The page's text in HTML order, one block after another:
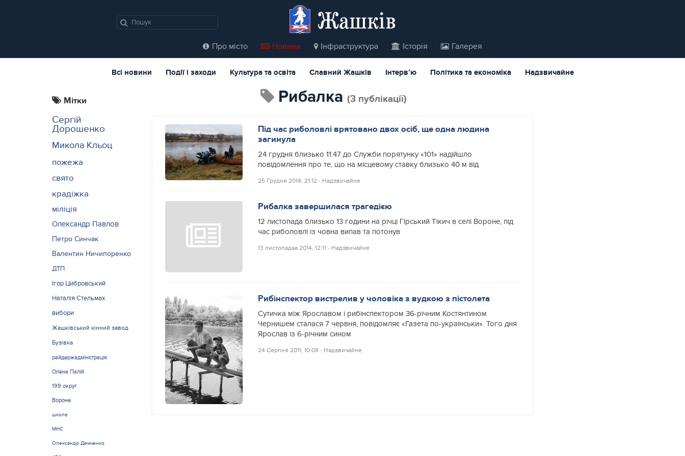
Жашків
Про місто Новини Інфраструктура Історія Галерея
Всі новини Події і заходи Культура та освіта Славний Жашків Інтерв’ю Політика та економіка Надзвичайне
Мітки
Сергій
Дорошенко
Микола Кльоц
пожежа
свято
крадіжка
міліція
Олександр Павлов
Петро Синчак
Валентин Ничипоренко
ДТП
Ігор Цибровський
Наталія Стельмах
вибори
Жашківський кінний завод
Бузівка
райдержадміністрація
Олена Палій
199 округ
Вороне
школа
МНС
Олександр Демченко
рибалка (3 публікації)
Під час риболовлі врятовано двох осіб, ще одна людина
загинула
24 грудня близько 11:47 до Служби порятунку «101» надійшло
повідомлення про те, що на місцевому ставку близько 40 м від
25 Грудня 2014, 21:12 ‐ Надзвичайне
Рибалка завершилася трагедією
12 листопада близько 13 години на річці Гірський Тікич в селі Вороне, під
час риболовлі із човна випав та потонув
13 листопадаа 2014, 12:11 ‐ Надзвичайне
Рибінспектор вистрелив у чоловіка з вудкою з пістолета
Сутичка між Ярославом і рибінспектором 36-річним Костянтином
Чернишем сталася 7 червня, повідомляє «Газета по-українськи». Того дня
Ярослав із 6-річним сином
24 Серпня 2011, 10:08 ‐ Надзвичайне